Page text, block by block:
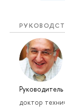
Руководитель
доктор